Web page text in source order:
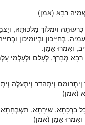
רַבָּא (אמן)
וְיִמְלוֹךְ מַלְכוּתֵהּ,
בְּחַיֵּיכוֹן וּבְיוֹמֵיכוֹן
וְאִמְרוּ אָמֵן.
מְבָרַךְ, לְעָלַם וּלְעָלְמֵי
וְיִתְהַדַּר וְיִתְעַלֶּה
(אמן)
בִּרְכָתָא, שִׁירָתָא,
אָמֵן (אמן)